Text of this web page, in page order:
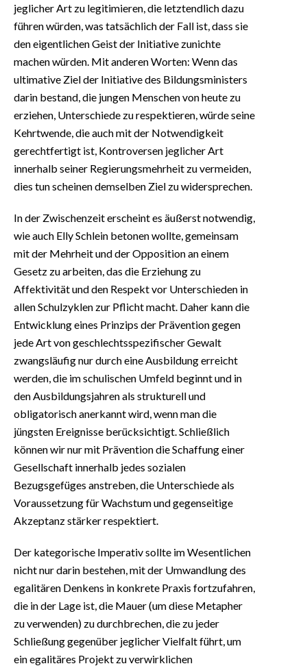
jeglicher Art zu legitimieren, die letztendlich dazu
führen würden, was tatsächlich der Fall ist, dass sie
den eigentlichen Geist der Initiative zunichte
machen würden. Mit anderen Worten: Wenn das
ultimative Ziel der Initiative des Bildungsministers
darin bestand, die jungen Menschen von heute zu
erziehen, Unterschiede zu respektieren, würde seine
Kehrtwende, die auch mit der Notwendigkeit
gerechtfertigt ist, Kontroversen jeglicher Art
innerhalb seiner Regierungsmehrheit zu vermeiden,
dies tun scheinen demselben Ziel zu widersprechen.
In der Zwischenzeit erscheint es äußerst notwendig,
wie auch Elly Schlein betonen wollte, gemeinsam
mit der Mehrheit und der Opposition an einem
Gesetz zu arbeiten, das die Erziehung zu
Affektivität und den Respekt vor Unterschieden in
allen Schulzyklen zur Pflicht macht. Daher kann die
Entwicklung eines Prinzips der Prävention gegen
jede Art von geschlechtsspezifischer Gewalt
zwangsläufig nur durch eine Ausbildung erreicht
werden, die im schulischen Umfeld beginnt und in
den Ausbildungsjahren als strukturell und
obligatorisch anerkannt wird, wenn man die
jüngsten Ereignisse berücksichtigt. Schließlich
können wir nur mit Prävention die Schaffung einer
Gesellschaft innerhalb jedes sozialen
Bezugsgefüges anstreben, die Unterschiede als
Voraussetzung für Wachstum und gegenseitige
Akzeptanz stärker respektiert.
Der kategorische Imperativ sollte im Wesentlichen
nicht nur darin bestehen, mit der Umwandlung des
egalitären Denkens in konkrete Praxis fortzufahren,
die in der Lage ist, die Mauer (um diese Metapher
zu verwenden) zu durchbrechen, die zu jeder
Schließung gegenüber jeglicher Vielfalt führt, um
ein egalitäres Projekt zu verwirklichen